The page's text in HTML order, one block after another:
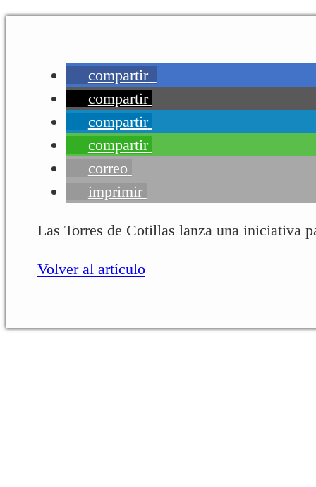
compartir
compartir
compartir
compartir
correo
imprimir
Las Torres de Cotillas lanza una iniciativa
Volver al artículo